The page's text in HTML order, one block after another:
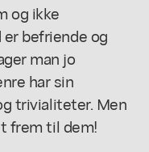
og ikke
befriende og
man jo
har sin
trivialiteter. Men
frem til dem!